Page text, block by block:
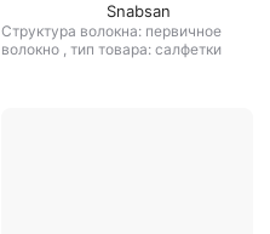
ProfessionalМатериал
предназначен для решения
задач по очистке средней
Snabsan
Структура волокна: первичное
волокно , тип товара: салфетки